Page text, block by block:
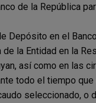
de la República
Depósito en el
la Entidad en la
así como en las
todo el tiempo que
seleccionado, o